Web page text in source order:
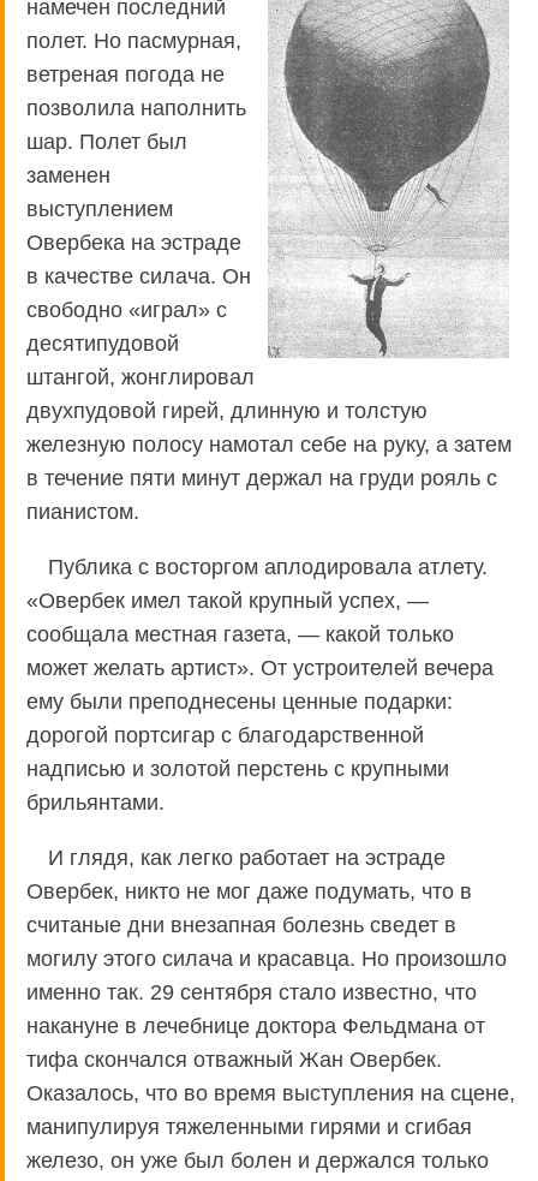
намечен последний
полет. Но пасмурная,
ветреная погода не
позволила наполнить
шар. Полет был
заменен
выступлением
Овербека на эстраде
в качестве силача. Он
свободно «играл» с
десятипудовой
штангой, жонглировал
двухпудовой гирей, длинную и толстую
железную полосу намотал себе на руку, а затем
в течение пяти минут держал на груди рояль с
пианистом.
Публика с восторгом аплодировала атлету.
«Овербек имел такой крупный успех, —
сообщала местная газета, — какой только
может желать артист». От устроителей вечера
ему были преподнесены ценные подарки:
дорогой портсигар с благодарственной
надписью и золотой перстень с крупными
брильянтами.
И глядя, как легко работает на эстраде
Овербек, никто не мог даже подумать, что в
считаные дни внезапная болезнь сведет в
могилу этого силача и красавца. Но произошло
именно так. 29 сентября стало известно, что
накануне в лечебнице доктора Фельдмана от
тифа скончался отважный Жан Овербек.
Оказалось, что во время выступления на сцене,
манипулируя тяжеленными гирями и сгибая
железо, он уже был болен и держался только